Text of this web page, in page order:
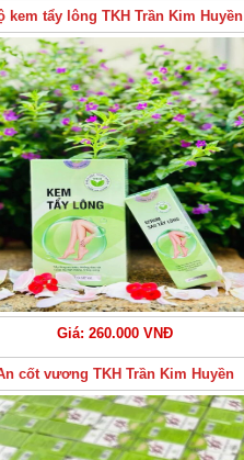
kem tẩy lông TKH Trần Kim Huyền
Giá: 260.000 VNĐ
cốt vương TKH Trần Kim Huyền